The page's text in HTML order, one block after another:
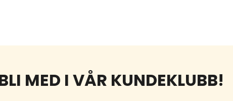
MED I VÅR KUNDEKLUBB!